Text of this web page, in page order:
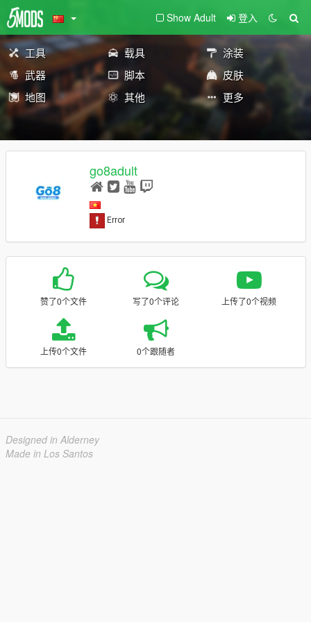
Show Adult 登入
工具 载具
涂装
武器
脚本
皮肤
地图
其他 更多
go8adult
赞了0个文件 写了0个评论 上传了0个视频
上传0个文件 0个跟随者
Designed in Alderney
Made in Los Santos